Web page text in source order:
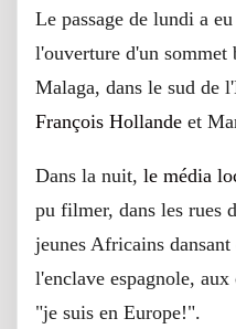
Le passage de lundi a
l'ouverture d'un sommet
Malaga, dans le sud de
François Hollande et
Dans la nuit, le média
pu filmer, dans les rues
jeunes Africains
l'enclave espagnole,
"je suis en Europe!".